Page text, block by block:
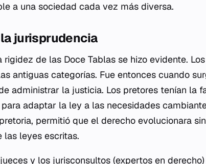
a una sociedad cada vez más diversa.
jurisprudencia
de las Doce Tablas se hizo evidente.
antiguas categorías. Fue entonces cuando
administrar la justicia. Los pretores tenían la
adaptar la ley a las necesidades
, permitió que el derecho evolucionara
leyes escritas.
y los jurisconsultos (expertos en